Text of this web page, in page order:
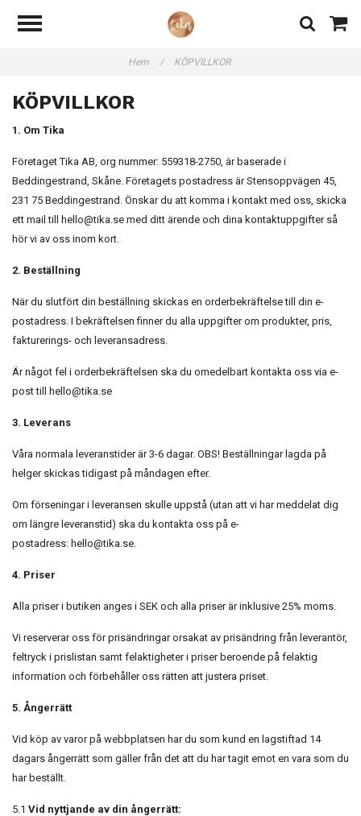
Hem / KÖPVILLKOR
KÖPVILLKOR
1. Om Tika
Företaget Tika AB, org nummer: 559318-2750, är baserade i
Beddingestrand, Skåne. Företagets postadress är Stensoppvägen 45,
231 75 Beddingestrand. Önskar du att komma i kontakt med oss, skicka
ett mail till
hello@tika.se med ditt ärende och dina kontaktuppgifter så
hör vi av oss inom kort.
2. Beställning
När du slutfört din beställning skickas en orderbekräftelse till din e-
postadress. I bekräftelsen finner du alla uppgifter om produkter, pris,
fakturerings- och leveransadress.
Är något fel i orderbekräftelsen ska du omedelbart kontakta oss via e-
post till
hello@tika.se
3. Leverans
Våra normala leveranstider är 3-6 dagar. OBS! Beställningar lagda på
helger skickas tidigast på måndagen efter.
Om förseningar i leveransen skulle uppstå (utan att vi har meddelat dig
om längre leveranstid) ska du kontakta oss på e-
postadress: hello@tika.se.
4. Priser
Alla priser i butiken anges i SEK och alla priser är inklusive 25% moms.
Vi reserverar oss för prisändringar orsakat av prisändring från leverantör,
feltryck i prislistan samt felaktigheter i priser beroende på felaktig
information och förbehåller oss rätten att justera priset.
5. Ångerrätt
Vid köp av varor på webbplatsen har du som kund en lagstiftad 14
dagars ångerrätt som gäller från det att du har tagit emot en vara som du
har beställt.
5.1 Vid nyttjande av din ångerrätt: